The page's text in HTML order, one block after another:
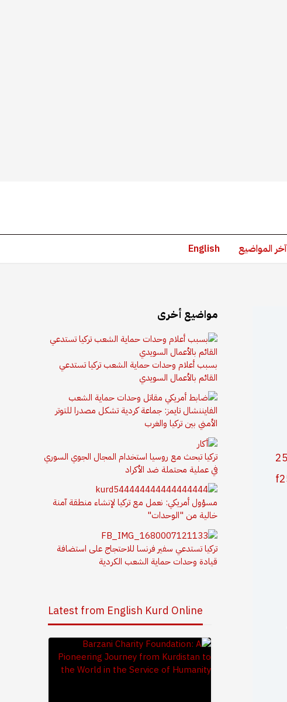
آخر المواضيع English
مواضيع أخرى
بسبب أعلام وحدات حماية الشعب تركيا تستدعي
القائم بالأعمال السويدي
الفايننشال تايمز: جماعة كردية تشكل مصدرا للتوتر
الأمني بين تركيا والغرب
تركيا تبحث مع روسيا استخدام المجال الجوي السوري
في عملية محتملة ضد الأكراد
مسؤول أمريكي: نعمل مع تركيا لإنشاء منطقة آمنة
خالية من "الوحدات"
تركيا تستدعي سفير فرنسا للاحتجاج على استضافة
قيادة وحدات حماية الشعب الكردية
Latest from English Kurd Online